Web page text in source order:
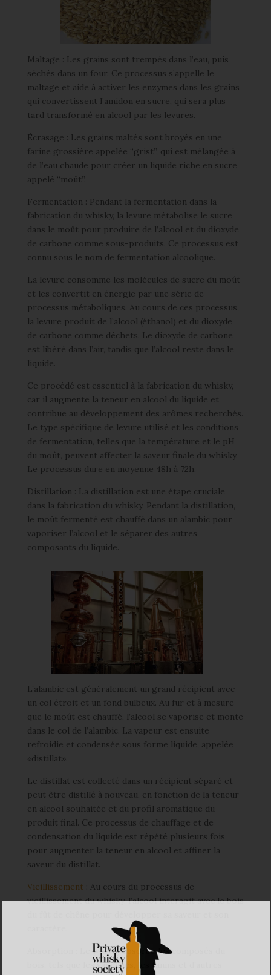
Maltage : Les grains sont trempés dans l’eau, puis
séchés dans un four. Ce processus s’appelle le
maltage et aide à activer les enzymes dans les grains
qui convertissent l’amidon en sucre, qui sera plus
tard transformé en alcool par les levures.
Écrasage : Les grains maltés sont broyés en une
farine grossière appelée “grist”, qui est mélangée à
de l’eau chaude pour créer un liquide riche en sucre
appelé “moût”.
Fermentation : Pendant la fermentation dans la
fabrication du whisky, la levure métabolise le sucre
dans le moût pour produire de l’alcool et du dioxyde
de carbone comme sous-produits. Ce processus est
connu sous le nom de fermentation alcoolique.
La levure consomme les molécules de sucre du moût
et les convertit en énergie par une série de
processus métaboliques. Au cours de ces processus,
la levure produit de l’alcool (éthanol) et du dioxyde
de carbone comme déchets. Le dioxyde de carbone
est libéré dans l’air, tandis que l’alcool reste dans le
liquide.
Ce procédé est essentiel à la fabrication du whisky,
car il augmente la teneur en alcool du liquide et
contribue au développement des arômes recherchés.
Le type spécifique de levure utilisé et les conditions
de fermentation, telles que la température et le pH
du moût, peuvent affecter la saveur finale du whisky.
Le processus dure en moyenne 48h à 72h.
Distillation : La distillation est une étape cruciale
dans la fabrication du whisky. Pendant la distillation,
le moût fermenté est chauffé dans un alambic pour
vaporiser l’alcool et le séparer des autres
composants du liquide.
L’alambic est généralement un grand récipient avec
un col étroit et un fond bulbeux. Au fur et à mesure
que le moût est chauffé, l’alcool se vaporise et monte
dans le col de l’alambic. La vapeur est ensuite
refroidie et condensée sous forme liquide, appelée
«distillat».
Le distillat est collecté dans un récipient séparé et
peut être distillé à nouveau, en fonction de la teneur
en alcool souhaitée et du profil aromatique du
produit final. Ce processus de chauffage et de
condensation du liquide est répété plusieurs fois
pour augmenter la teneur en alcool et affiner la
saveur du distillat.
Vieillissement : Au cours du processus de
vieillissement du whisky, l’alcool interagit avec le bois
Absorption : Le whisky absorbe les composés du
bois, tels que les vanillines, les tanins et d’autres